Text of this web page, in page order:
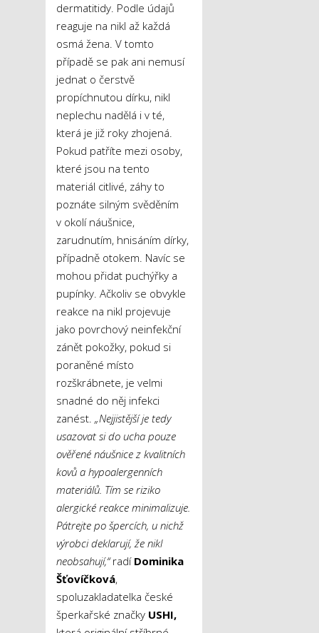
dermatitidy. Podle údajů
reaguje na nikl až každá
osmá žena. V tomto
případě se pak ani nemusí
jednat o čerstvě
propíchnutou dírku, nikl
neplechu nadělá i v té,
která je již roky zhojená.
Pokud patříte mezi osoby,
které jsou na tento
materiál citlivé, záhy to
poznáte silným svěděním
v okolí náušnice,
zarudnutím, hnisáním dírky,
případně otokem. Navíc se
mohou přidat puchýřky a
pupínky. Ačkoliv se obvykle
reakce na nikl projevuje
jako povrchový neinfekční
zánět pokožky, pokud si
poraněné místo
rozškrábnete, je velmi
snadné do něj infekci
zanést. „Nejjistější je tedy
usazovat si do ucha pouze
ověřené náušnice z kvalitních
kovů a hypoalergenních
materiálů. Tím se riziko
alergické reakce minimalizuje.
Pátrejte po špercích, u nichž
výrobci deklarují, že nikl
neobsahují,“radí Dominika
Šťovíčková,
spoluzakladatelka české
šperkařské značky USHI,